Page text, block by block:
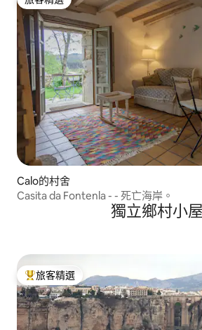
旅客精選
Calo的村舍
Casita da Fontenla - - 死亡海岸。
獨立鄉村小屋
旅客精選榜首
旅客精選